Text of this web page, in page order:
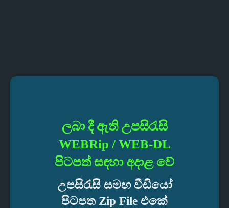
ලබා දී ඇති උපසිරැසි
WEBRip / WEB-DL
පිටපත් සඳහා අදාළ වේ
උපසිරැසි සමඟ වීඩියෝ
පිටපත Zip File එකේ